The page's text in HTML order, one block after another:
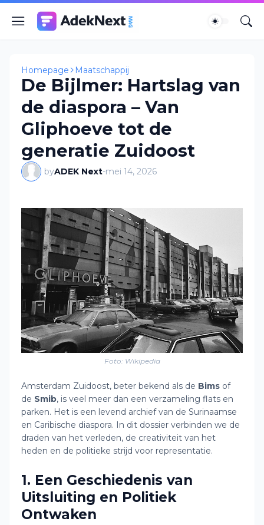
Homepage Maatschappij
De Bijlmer: Hartslag van
de diaspora – Van
Gliphoeve tot de
generatie Zuidoost
byADEK Next-mei 14, 2026
Foto: Wikipedia
Amsterdam Zuidoost, beter bekend als de Bims of
de Smib, is veel meer dan een verzameling flats en
parken. Het is een levend archief van de Surinaamse
en Caribische diaspora. In dit dossier verbinden we de
draden van het verleden, de creativiteit van het
heden en de politieke strijd voor representatie.
1. Een Geschiedenis van
Uitsluiting en Politiek
Ontwaken